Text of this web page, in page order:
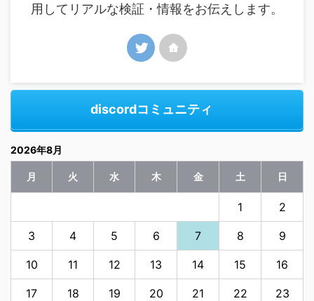
用してリアルな検証・情報をお伝えします。
discordコミュニティ
2026年8月
月 火 水 木 金 土 日
1 2
3 4 5 6 7 8 9
10 11 12 13 14 15 16
17 18 19 20 21 22 23